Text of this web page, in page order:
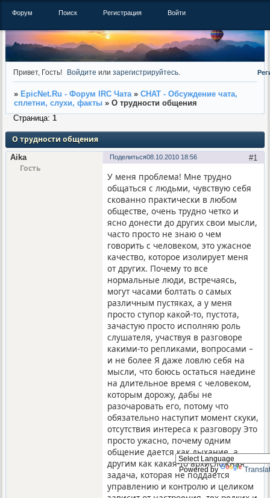
Powered by
Форум Поиск Регистрация Войти
Привет, Гость! Войдите илизарегистрируйтесь
» EpicNet.Ru - Форум IRC Чата » CHAT - Обсуждение чата,
сплетни, слухи, факты » О трудности общения
О трудности общения
Страница: 1
Поделиться 1
08.10.2010 18:56
Aika
Гость
У меня проблема! Мне трудно
общаться с людьми, чувствую себя
скованно практически в любом
обществе, очень трудно четко и
ясно донести до других свои мысли,
часто просто не знаю о чем
говорить с человеком, это ужасное
качество, которое изолирует меня
от других. Почему то все
нормальные люди, встречаясь,
могут часами болтать о самых
различным пустяках, а у меня
просто ступор какой-то, пустота,
зачастую просто исполняю роль
слушателя, участвуя в разговоре
какими-то репликами, вопросами –
и не более Я даже ловлю себя на
мысли, что боюсь остаться наедине
на длительное время с человеком,
которым дорожу, дабы не
разочаровать его, потому что
обязательно наступит момент скуки,
отсутствия интереса к разговору Это
просто ужасно, почему одним
общение дается как дыхание, а
другим как какая-то архисложная
задача, которая не поддается
управлению и контролю и целиком